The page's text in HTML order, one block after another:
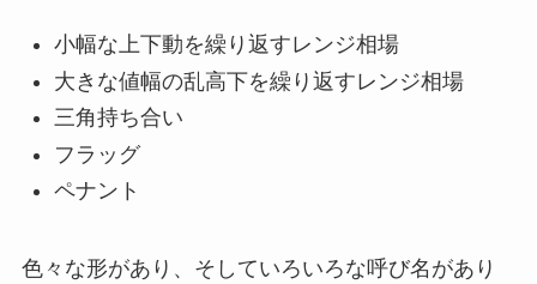
小幅な上下動を繰り返すレンジ相場
大きな値幅の乱高下を繰り返すレンジ相場
三角持ち合い
フラッグ
ペナント
色々な形があり、そしていろいろな呼び名があり